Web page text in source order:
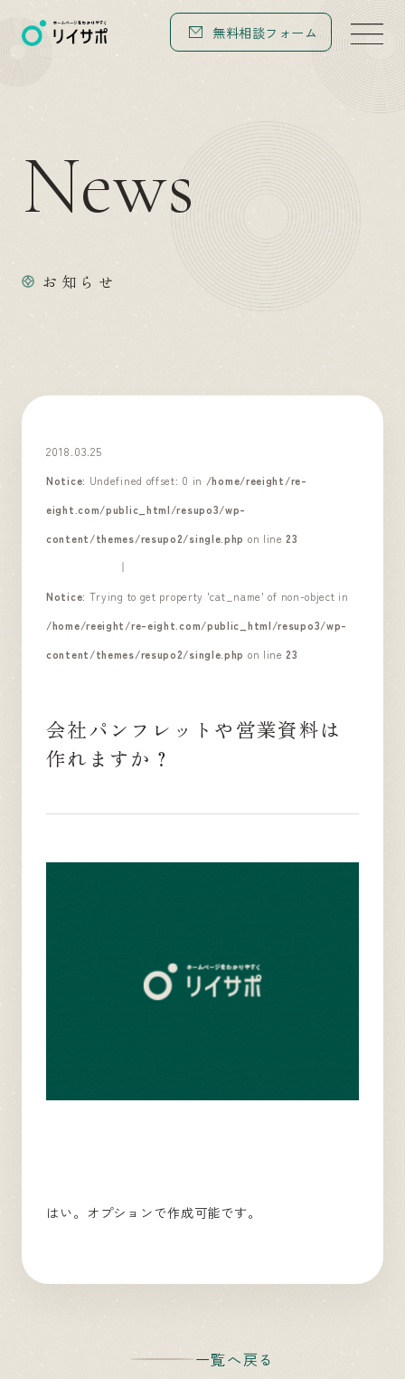
無料相談フォーム
News
お知らせ
2018.03.25
Notice: Undefined offset: 0 in /home/reeight/re-
eight.com/public_html/resupo3/wp-
content/themes/resupo2/single.php on line23
Notice: Trying to get property 'cat_name' of non-object in
/home/reeight/re-eight.com/public_html/resupo3/wp-
content/themes/resupo2/single.php on line23
会社パンフレットや営業資料は
作れますか？
はい。オプションで作成可能です。
一覧へ戻る